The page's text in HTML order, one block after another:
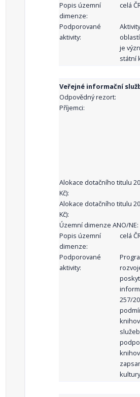
Popis územní
dimenze:
celá
Podporované
aktivity:
je
státní
Veřejné informační
Odpovědný rezort:
Příjemci:
Alokace dotačního titulu
Kč):
Alokace dotačního titulu
Kč):
Územní dimenze ANO/NE:
Popis územní
dimenze:
celá
Podporované
aktivity:
257/